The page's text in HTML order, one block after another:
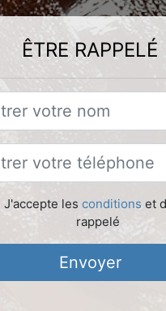
ÊTRE RAPPELÉ
J'accepte les conditions et
rappelé
Envoyer